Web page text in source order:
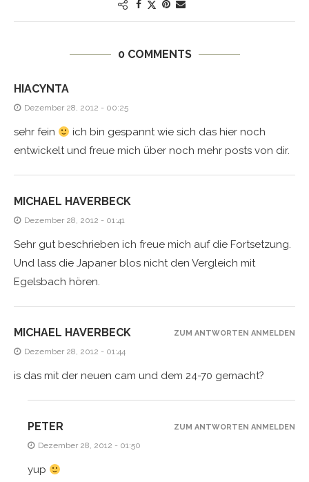
0 COMMENTS
HIACYNTA
Dezember 28, 2012 - 00:25
sehr fein
ich bin gespannt wie sich das hier noch
entwickelt und freue mich über noch mehr posts von dir.
MICHAEL HAVERBECK
Dezember 28, 2012 - 01:41
Sehr gut beschrieben ich freue mich auf die Fortsetzung.
Und lass die Japaner blos nicht den Vergleich mit
Egelsbach hören.
MICHAEL HAVERBECK
Dezember 28, 2012 - 01:44
is das mit der neuen cam und dem 24-70 gemacht?
ZUM ANTWORTEN ANMELDEN
PETER
Dezember 28, 2012 - 01:50
yup
ZUM ANTWORTEN ANMELDEN